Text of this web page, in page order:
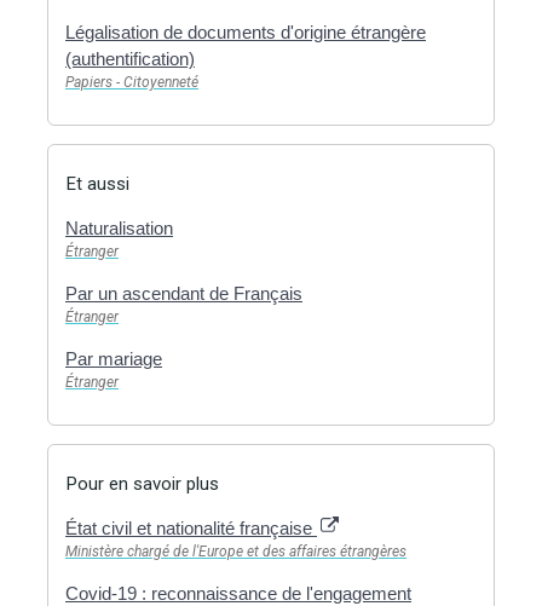
Légalisation de documents d'origine étrangère
(authentification)
Papiers - Citoyenneté
Et aussi
Naturalisation
Étranger
Par un ascendant de Français
Étranger
Par mariage
Étranger
Pour en savoir plus
État civil et nationalité française
Ministère chargé de l'Europe et des affaires étrangères
Covid-19 : reconnaissance de l'engagement